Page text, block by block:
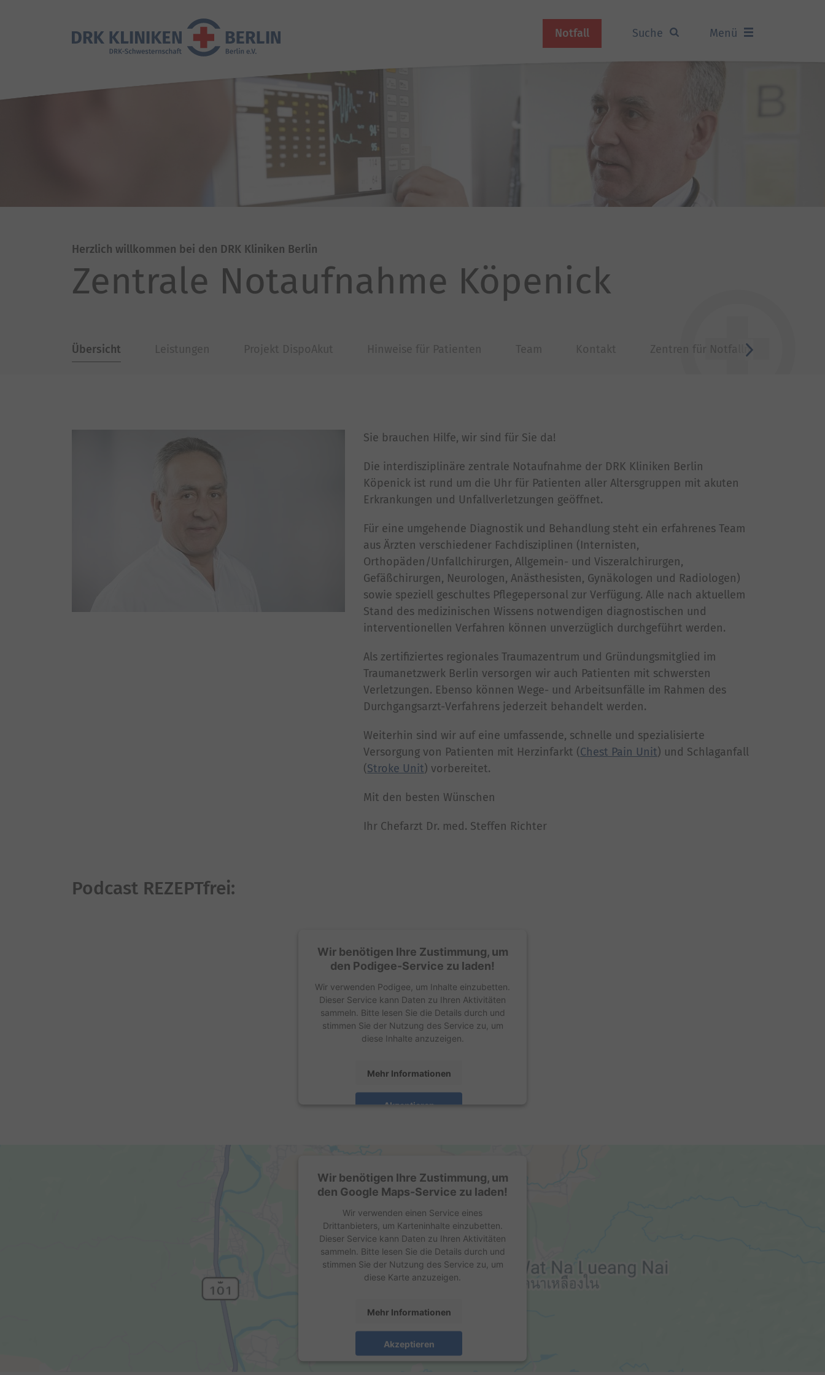
Notfall Suche Menü
Herzlich willkommen bei den DRK Kliniken Berlin
Zentrale Notaufnahme Köpenick
Übersicht Leistungen Projekt DispoAkut Hinweise für Patienten Team Kontakt Zentren für Notfallmedizin
Sie brauchen Hilfe, wir sind für Sie da!
Die interdisziplinäre zentrale Notaufnahme der DRK Kliniken Berlin
Köpenick ist rund um die Uhr für Patienten aller Altersgruppen mit akuten
Erkrankungen und Unfallverletzungen geöffnet.
Für eine umgehende Diagnostik und Behandlung steht ein erfahrenes Team
aus Ärzten verschiedener Fachdisziplinen (Internisten,
Orthopäden/Unfallchirurgen, Allgemein- und Viszeralchirurgen,
Gefäßchirurgen, Neurologen, Anästhesisten, Gynäkologen und Radiologen)
sowie speziell geschultes Pflegepersonal zur Verfügung. Alle nach aktuellem
Stand des medizinischen Wissens notwendigen diagnostischen und
interventionellen Verfahren können unverzüglich durchgeführt werden.
Als zertifiziertes regionales Traumazentrum und Gründungsmitglied im
Traumanetzwerk Berlin versorgen wir auch Patienten mit schwersten
Verletzungen. Ebenso können Wege- und Arbeitsunfälle im Rahmen des
Durchgangsarzt-Verfahrens jederzeit behandelt werden.
Weiterhin sind wir auf eine umfassende, schnelle und spezialisierte
Versorgung von Patienten mit Herzinfarkt (Chest Pain Unit) und Schlaganfall
(Stroke Unit) vorbereitet.
Mit den besten Wünschen
Ihr Chefarzt Dr. med. Steffen Richter
Podcast REZEPTfrei:
Wir benötigen Ihre Zustimmung, um
den Podigee-Service zu laden!
Wir verwenden Podigee, um Inhalte einzubetten.
Dieser Service kann Daten zu Ihren Aktivitäten
sammeln. Bitte lesen Sie die Details durch und
stimmen Sie der Nutzung des Service zu, um
diese Inhalte anzuzeigen.
Mehr Informationen
Akzeptieren
Wir benötigen Ihre Zustimmung, um
den Google Maps-Service zu laden!
Wir verwenden einen Service eines
Drittanbieters, um Karteninhalte einzubetten.
Dieser Service kann Daten zu Ihren Aktivitäten
sammeln. Bitte lesen Sie die Details durch und
stimmen Sie der Nutzung des Service zu, um
diese Karte anzuzeigen.
Mehr Informationen
Akzeptieren